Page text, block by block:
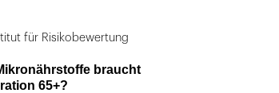
für Risikobewertung
braucht
65+?